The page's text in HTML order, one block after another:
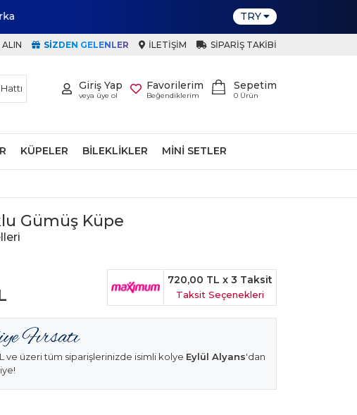
TRY
SIZDEN GELENLER İLETIŞIM SIPARIŞ TAKIBI
Sepetim
0 Ürün
Favorilerim
Beğendiklerim
Giriş Yap
veya üye ol
KÜPELER BILEKLIKLER MINI SETLER
Gümüş Küpe
720,00 TL x 3 Taksit
Taksit Seçenekleri
ve üzeri tüm siparişlerinizde isimli kolye Eylül Alyans'dan